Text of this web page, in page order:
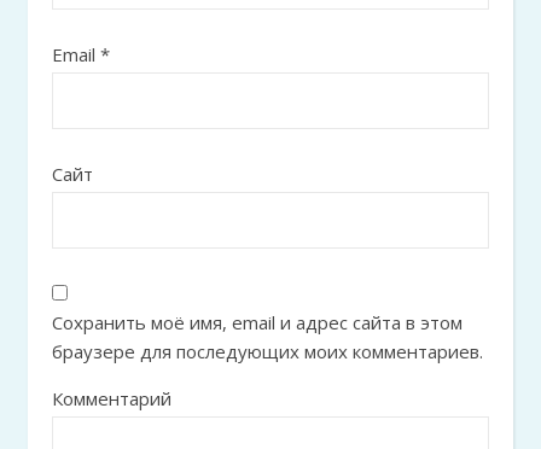
Email *
Сайт
Сохранить моё имя, email и адрес сайта в этом
браузере для последующих моих комментариев.
Комментарий